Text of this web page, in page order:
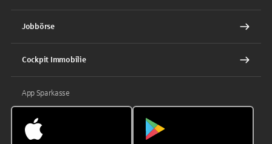
Jobbörse
Cockpit Immobilie
App Sparkasse